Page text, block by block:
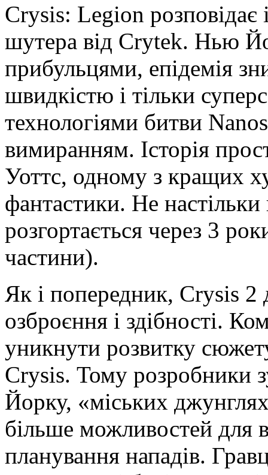
Crysis: Legion розповідає
шутера від Crytek. Нью
прибульцями, епідемія
швидкістю і тільки
технологіями битви
вимиранням. Історія
Уоттс, одному з кращих
фантастики. Не
розгортається через 3
частини).
Як і попередник, Crysis 2
озброєння і здібності.
уникнути розвитку
Crysis. Тому розробники
Йорку, «міських
більше можливостей для
планування нападів.